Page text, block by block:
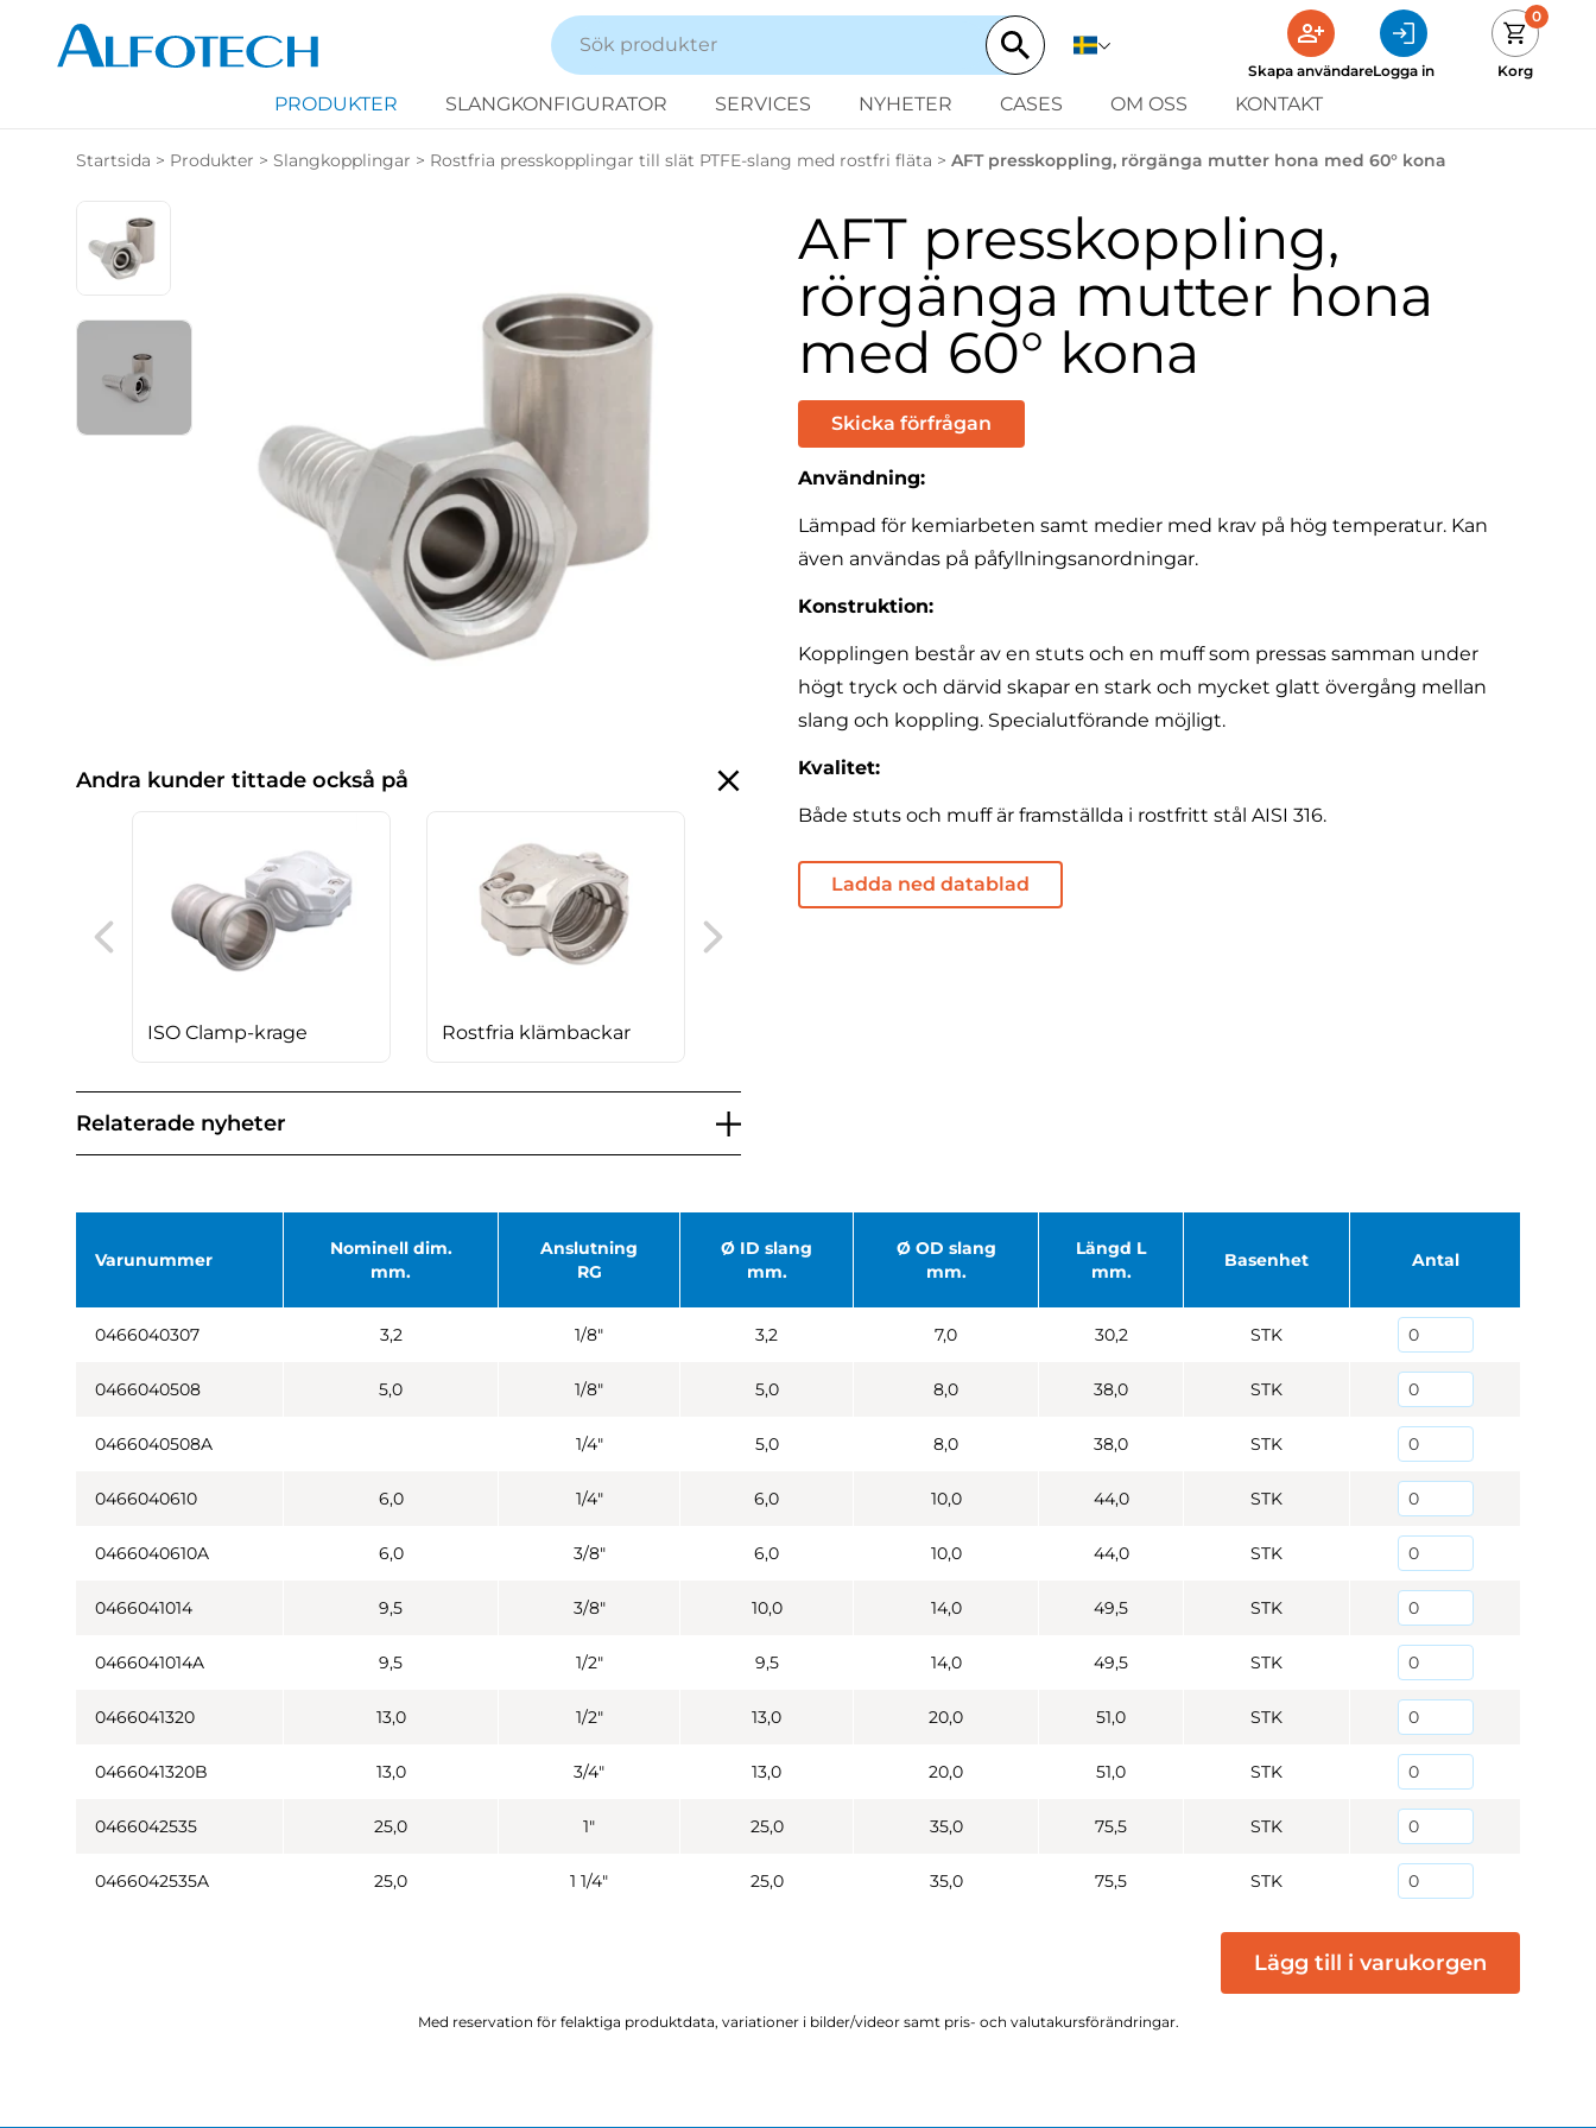
Skapa användareLogga in
0
Korg
PRODUKTER SLANGKONFIGURATOR SERVICES NYHETER CASES OM OSS KONTAKT
Startsida > Produkter > Slangkopplingar > Rostfria presskopplingar till slät PTFE-slang med rostfri fläta > AFT presskoppling, rörgänga mutter hona med 60° kona
Andra kunder tittade också på
ISO Clamp-krage Rostfria klämbackar
Relaterade nyheter
AFT presskoppling,
rörgänga mutter hona
med 60° kona
Skicka förfrågan
Användning:
Lämpad för kemiarbeten samt medier med krav på hög temperatur. Kan
även användas på påfyllningsanordningar.
Konstruktion:
Kopplingen består av en stuts och en muff som pressas samman under
högt tryck och därvid skapar en stark och mycket glatt övergång mellan
slang och koppling. Specialutförande möjligt.
Kvalitet:
Både stuts och muff är framställda i rostfritt stål AISI 316.
Ladda ned datablad
Varunummer
Nominell dim.
mm.
Anslutning
RG
Ø ID slang
mm.
Ø OD slang
mm.
Längd L
mm.
Basenhet Antal
0466040307 3,2 1/8" 3,2 7,0 30,2 STK
0466040508 5,0 1/8" 5,0 8,0 38,0 STK
0466040508A 1/4" 5,0 8,0 38,0 STK
0466040610 6,0 1/4" 6,0 10,0 44,0 STK
0466040610A 6,0 3/8" 6,0 10,0 44,0 STK
0466041014 9,5 3/8" 10,0 14,0 49,5 STK
0466041014A 9,5 1/2" 9,5 14,0 49,5 STK
0466041320 13,0 1/2" 13,0 20,0 51,0 STK
0466041320B 13,0 3/4" 13,0 20,0 51,0 STK
0466042535 25,0 1" 25,0 35,0 75,5 STK
0466042535A 25,0 1 1/4" 25,0 35,0 75,5 STK
Lägg till i varukorgen
Med reservation för felaktiga produktdata, variationer i bilder/videor samt pris- och valutakursförändringar.